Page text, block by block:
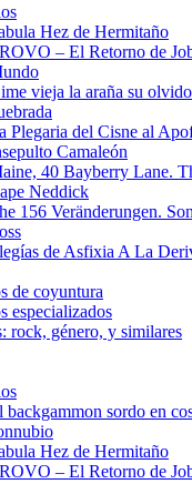
Hez de Hermitaño
– El Retorno de
vieja la araña su
Plegaria del Cisne al
Camaleón
40 Bayberry Lane.
Neddick
156 Veränderungen.
de Asfixia A La
de coyuntura
especializados
rock, género, y similares
backgammon sordo en
Hez de Hermitaño
– El Retorno de